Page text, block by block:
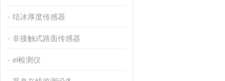
结冰厚度传感器
非接触式路面传感器
el检测仪